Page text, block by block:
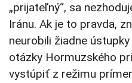
„prijateľný“, sa
Iránu. Ak je to pravda,
neurobili žiadne
otázky Hormuzského
vystúpiť z režimu